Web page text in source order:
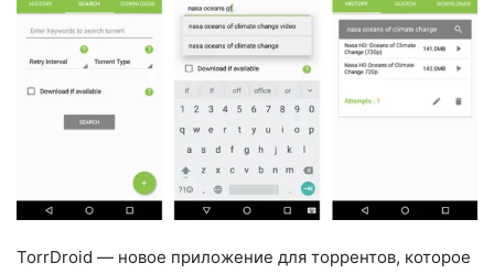
TorrDroid — новое приложение для торрентов, которое